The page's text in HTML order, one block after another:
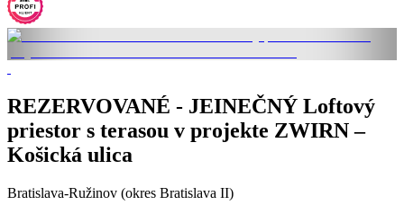
REZERVOVANÉ - JEINEČNÝ Loftový
priestor s terasou v projekte ZWIRN –
Košická ulica
Bratislava-Ružinov (okres Bratislava II)